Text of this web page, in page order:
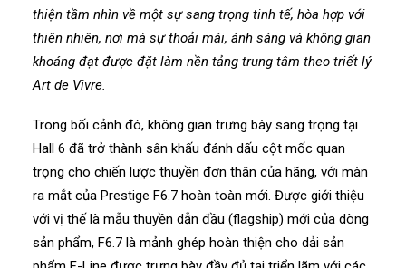
thiện tầm nhìn về một sự sang trọng tinh tế, hòa hợp với
thiên nhiên, nơi mà sự thoải mái, ánh sáng và không gian
khoáng đạt được đặt làm nền tảng trung tâm theo triết lý
Art de Vivre.
Trong bối cảnh đó, không gian trưng bày sang trọng tại
Hall 6 đã trở thành sân khấu đánh dấu cột mốc quan
trọng cho chiến lược thuyền đơn thân của hãng, với màn
ra mắt của Prestige F6.7 hoàn toàn mới. Được giới thiệu
với vị thế là mẫu thuyền dẫn đầu (flagship) mới của dòng
sản phẩm, F6.7 là mảnh ghép hoàn thiện cho dải sản